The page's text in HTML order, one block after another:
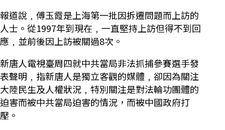
報道說﹐傅玉霞是上海第一批因拆遷問題而上訪的
人士。從1997年到現在﹐一直堅持上訪但得不到回
應﹐並前後因上訪被關過8次。
新唐人電視臺周四就中共當局非法抓捕參賽選手發
表聲明﹐指新唐人是獨立客觀的媒體﹐卻因為關注
大陸民生及人權狀況﹐特別關注是對法輪功團體的
迫害而被中共當局迫害的情況，而被中國政府打
壓。